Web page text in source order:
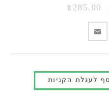
₪285.00